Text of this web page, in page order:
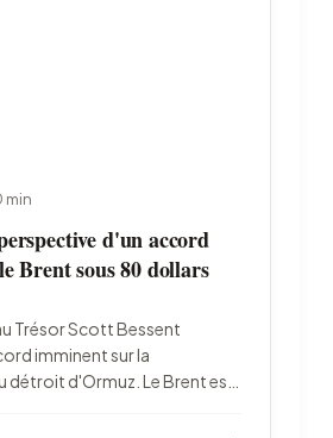
min
d'un accord
Brent sous 80 dollars
Trésor Scott Bessent
imminent sur la
détroit d'Ormuz. Le Brent est